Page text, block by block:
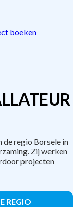
boeken
regio Borsele in
Zij werken
projecten
REGIO